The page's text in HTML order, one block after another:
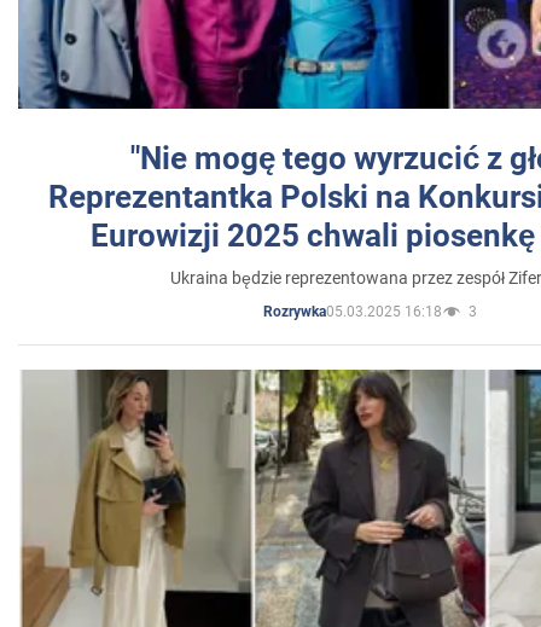
"Nie mogę tego wyrzucić z
Reprezentantka Polski na
Eurowizji 2025 chwali
Ukraina będzie reprezentowana przez zespół
Rozrywka05.03.2025 16:18 3